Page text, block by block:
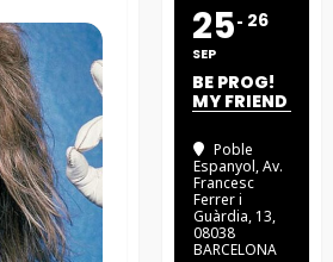
25
SEP
26
BE PROG!
MY FRIEND
Poble
Espanyol, Av.
Francesc
Ferrer i
Guàrdia, 13,
08038
BARCELONA